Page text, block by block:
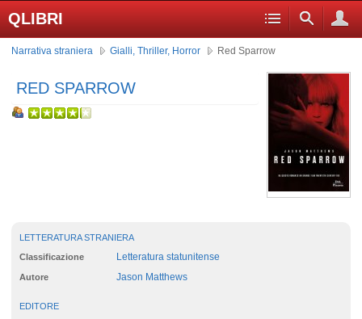
QLIBRI
Narrativa straniera Gialli, Thriller, Horror Red Sparrow
RED SPARROW
LETTERATURA STRANIERA
Classificazione Letteratura statunitense
Autore Jason Matthews
EDITORE